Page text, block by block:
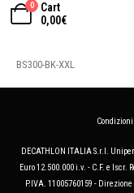
0
Cart
0,00€
BS300-BK-XXL
DECATHLON ITALIA S.r.l.
Euro 12.500.000 i.v. - C.F. e Iscr.
P.IVA. 11005760159 -